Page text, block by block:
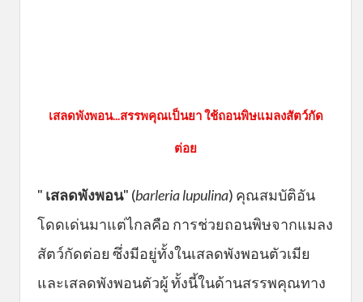
เสลดพังพอน...สรรพคุณเป็นยา ใช้ถอนพิษแมลงสัตว์กัด
ต่อย
" เสลดพังพอน" (barleria lupulina) คุณสมบัติอัน
โดดเด่นมาแต่ไกลคือ การช่วยถอนพิษจากแมลง
สัตว์กัดต่อย ซึ่งมีอยู่ทั้งในเสลดพังพอนตัวเมีย
และเสลดพังพอนตัวผู้ ทั้งนี้ในด้านสรรพคุณทาง